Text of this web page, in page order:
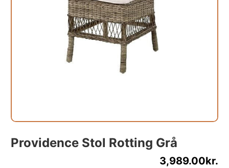
Providence Stol Rotting Grå
3,989.00kr.